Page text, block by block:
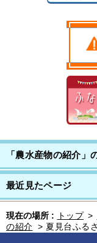
「農水産物の紹介」
最近見たページ
現在の場所 : トップ >
の紹介 > 夏見台ふる